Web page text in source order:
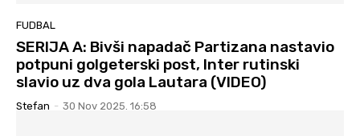
FUDBAL
SERIJA A: Bivši napadač Partizana nastavio
potpuni golgeterski post, Inter rutinski
slavio uz dva gola Lautara (VIDEO)
Stefan - 30 Nov 2025. 16:58